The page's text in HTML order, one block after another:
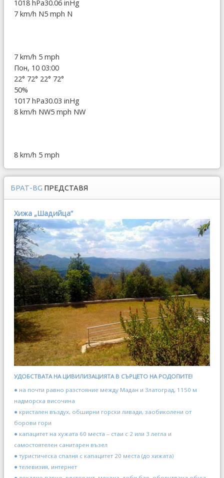
1018 hPa30.06 inHg
7 km/h N5 mph N
7 km/h 5 mph
Пон, 10 03:00
22° 72° 22° 72°
50%
1017 hPa30.03 inHg
8 km/h NW5 mph NW
8 km/h 5 mph
БРАТ-BG ПРЕДСТАВЯ
Хижа „Шадийца“
УДОБСТВАТА НА ЦИВИЛИЗАЦИЯТА В СЪРЦЕТО НА РОДОПИТЕ!
● на почти равно разстояние между Мадан и Златоград, 1150 м
надморска височина
● кристален въздух, обширни горски ливади, заобиколени от
борови гори
● капацитет на хужата 60 места – стаи с 2 или 3 легла и
самостоятелен санитарен възел
● туристическа спалня с капацитет 20 места (до хижата)
● телевизия, интернет